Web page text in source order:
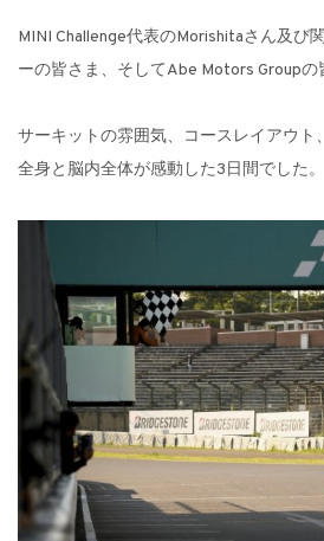
MINI Challenge代表のMorishitaさん及び
ーの皆さま、そしてAbe Motors Groupの
サーキットの雰囲気、コースレイアウト
全身と脳内全体が感動した3日間でした。